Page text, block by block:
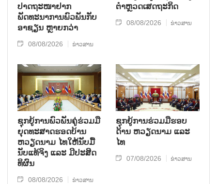
ປາດຖະໜາຢາກ
ພັດທະນາການພົວພັນກັບ
ອາຊຽນ ຫຼາຍກວ່າ
08/08/2026 ຂ່າວສານ
ຕຳຫຼວດເສດຖະກິດ
08/08/2026 ຂ່າວສານ
ຊຸກ​ຍູ້​ການ​ພົວ​ພັນ​ຄູ່​ຮ່ວມ​ມື​
ຍຸດ​ທະ​ສາດ​ຮອດ​ບ້ານ
ຫວຽດ​ນາມ ໄທ​ໃຫ້​ນັບ​ມື້​
ນັບ​ແທ້​ຈິງ ແລະ ມີ​ປະ​ສິດ​
ທິ​ຜົນ
08/08/2026 ຂ່າວສານ
ຊຸກຍູ້ການຮ່ວມມືຮອບ
ດ້ານ ຫວຽດນາມ ແລະ
ໄທ
07/08/2026 ຂ່າວສານ